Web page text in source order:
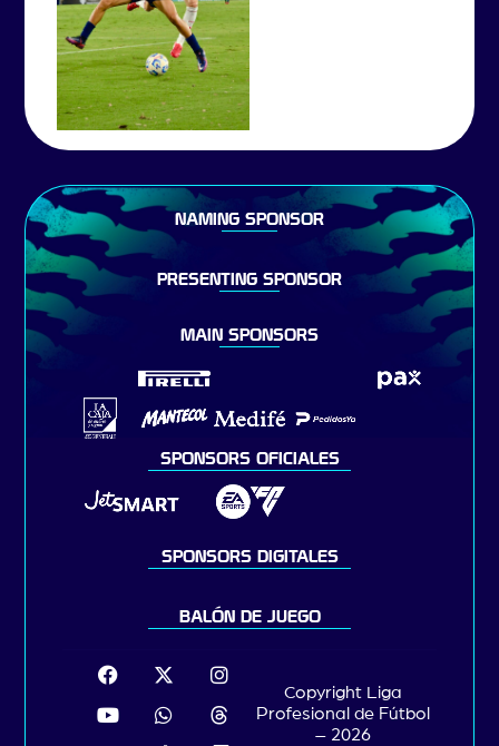
NAMING SPONSOR
PRESENTING SPONSOR
MAIN SPONSORS
SPONSORS OFICIALES
SPONSORS DIGITALES
BALÓN DE JUEGO
Copyright Liga
Profesional de Fútbol
– 2026